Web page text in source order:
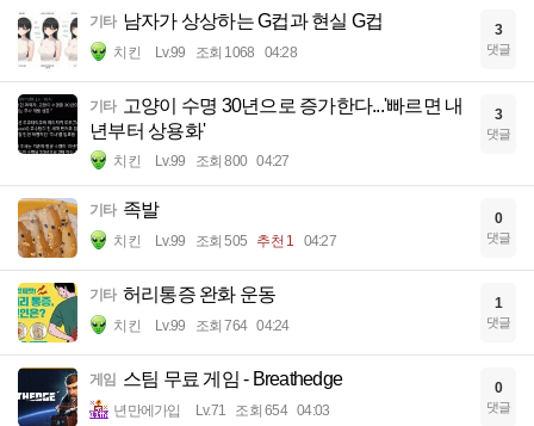
기타 남자가 상상하는 G컵과 현실 G컵
치킨 Lv.99 조회 1068 04:28
3
댓글
기타 고양이 수명 30년으로 증가한다...'빠르면 내
년부터 상용화'
치킨 Lv.99 조회 800 04:27
3
댓글
기타 족발
치킨 Lv.99 조회 505 추천 1 04:27
0
댓글
기타 허리통증 완화 운동
치킨 Lv.99 조회 764 04:24
1
댓글
게임 스팀 무료 게임 - Breathedge
년만에가입 Lv.71 조회 654 04:03
0
댓글